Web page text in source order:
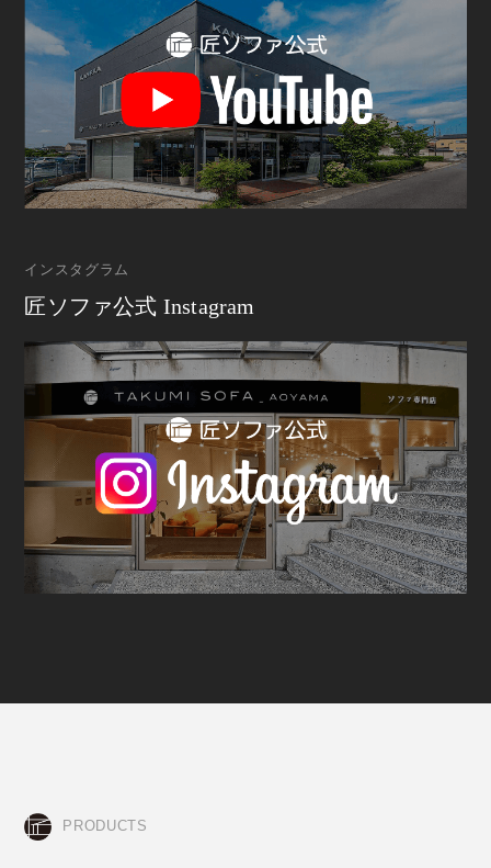
インスタグラム
匠ソファ公式 Instagram
PRODUCTS